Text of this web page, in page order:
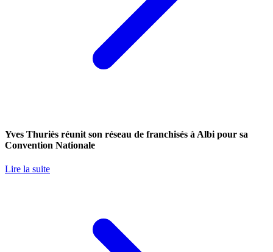
Yves Thuriès réunit son réseau de franchisés à Albi pour sa
Convention Nationale
Lire la suite